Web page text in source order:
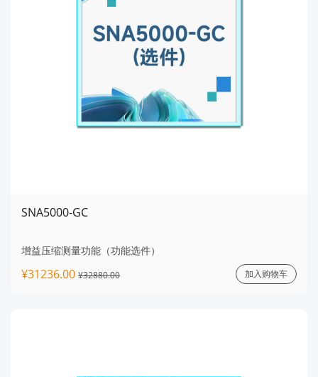
SNA5000-GC
增益压缩测量功能（功能选件）
¥31236.00 ¥32880.00 加入购物车